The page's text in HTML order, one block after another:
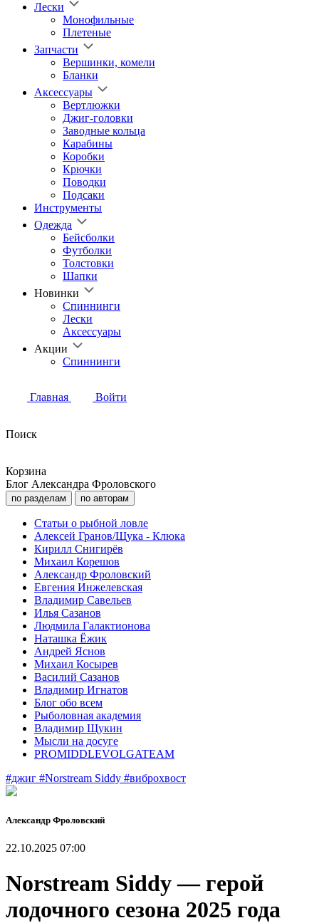
Лески
Монофильные
Плетеные
Запчасти
Вершинки, комели
Бланки
Аксессуары
Вертлюжки
Джиг-головки
Заводные кольца
Карабины
Коробки
Крючки
Поводки
Подсаки
Инструменты
Одежда
Бейсболки
Футболки
Толстовки
Шапки
Новинки
Спиннинги
Лески
Аксессуары
Акции
Спиннинги
Главная Войти
Поиск
Корзина
Блог Александра Фроловского
по разделам по авторам
Статьи о рыбной ловле
Алексей Гранов/Щука - Клюка
Кирилл Снигирёв
Михаил Корешов
Александр Фроловский
Евгения Инжелевская
Владимир Савельев
Илья Сазанов
Людмила Галактионова
Наташка Ёжик
Андрей Яснов
Михаил Косырев
Василий Сазанов
Владимир Игнатов
Блог обо всем
Рыболовная академия
Владимир Щукин
Мысли на досуге
PROMIDDLEVOLGATEAM
#джиг #Norstream Siddy #виброхвост
Александр Фроловский
22.10.2025 07:00
Norstream Siddy — герой
лодочного сезона 2025 года